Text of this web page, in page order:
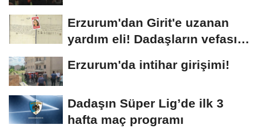
Erzurum'dan Girit'e uzanan
yardım eli! Dadaşların vefası
Erzurum'da intihar girişimi!
Dadaşın Süper Lig’de ilk 3
hafta maç programı